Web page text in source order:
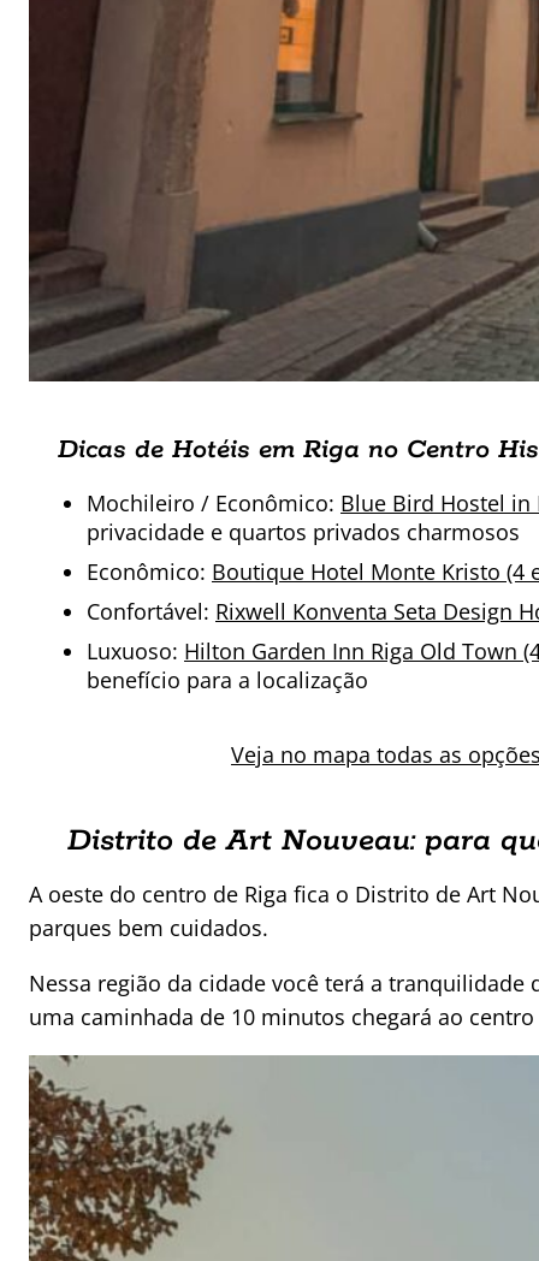
Dicas de Hotéis em Riga no Centro
Mochileiro / Econômico: Blue Bird Hostel in
privacidade e quartos privados charmosos
Econômico: Boutique Hotel Monte Kristo (4
Confortável: Rixwell Konventa Seta Design
Luxuoso: Hilton Garden Inn Riga Old Town
benefício para a localização
Veja no mapa todas as
Distrito de Art Nouveau: para
A oeste do centro de Riga fica o Distrito de Art
parques bem cuidados.
Nessa região da cidade você terá a
uma caminhada de 10 minutos chegará ao